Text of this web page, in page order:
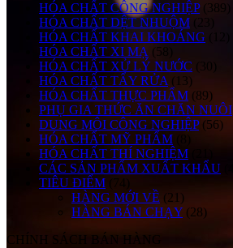
HÓA CHẤT CÔNG NGHIỆP (389)
HÓA CHẤT DỆT NHUỘM (23)
HÓA CHẤT KHAI KHOÁNG
HÓA CHẤT XI MẠ (58)
HÓA CHẤT XỬ LÝ NƯỚC (30)
HÓA CHẤT TẨY RỬA (13)
HÓA CHẤT THỰC PHẨM (89)
PHỤ GIA THỨC ĂN CHĂN NUÔI
DUNG MÔI CÔNG NGHIỆP (56)
HÓA CHẤT MỸ PHẨM
(8)
HÓA CHẤT THÍ NGHIỆM
CÁC SẢN PHẨM XUẤT KHẨU
TIÊU ĐIỂM
(74)
HÀNG MỚI VỀ (21)
HÀNG BÁN CHẠY (28)
CHÍNH SÁCH BÁN HÀNG